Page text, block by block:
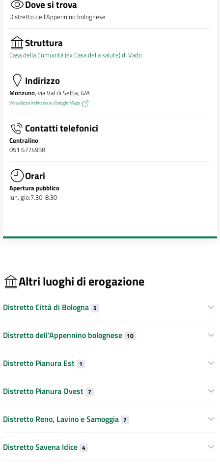
Dove si trova
Distretto dell’Appennino bolognese
Struttura
Casa della Comunità (ex Casa della salute) di Vado
Indirizzo
Monzuno, via Val di Setta, 4/A
Visualizza indirizzo su Google Maps
Contatti telefonici
Centralino
051 6774958
Orari
Apertura pubblico
lun, gio:7.30-8.30
Altri luoghi di erogazione
Distretto Città di Bologna 5
Distretto dell’Appennino bolognese 10
Distretto Pianura Est 1
Distretto Pianura Ovest 7
Distretto Reno, Lavino e Samoggia 7
Distretto Savena Idice 4